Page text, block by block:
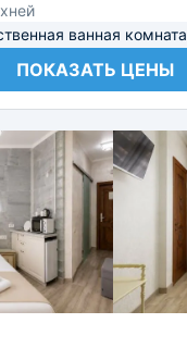
ванная комната
ПОКАЗАТЬ ЦЕНЫ